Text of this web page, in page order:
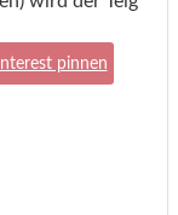
pinnen